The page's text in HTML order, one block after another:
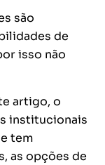
são
de
isso não
artigo, o
institucionais
tem
as opções de